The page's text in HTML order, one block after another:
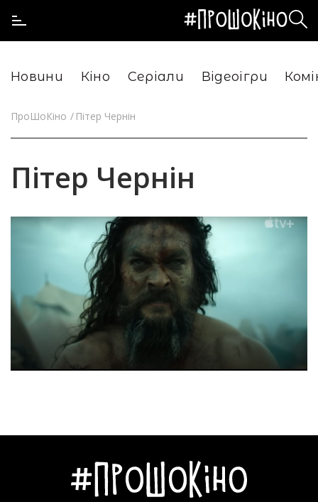
Новини Кіно Серіали Відеоігри
ПроШоКіно Пітер Чернін
Пітер Чернін